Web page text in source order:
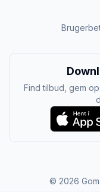
Find tilbud, gem
© 2026